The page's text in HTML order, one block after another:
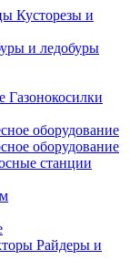
Кусторезы и
и ледобуры
Газонокосилки
оборудование
оборудование
станции
Райдеры и